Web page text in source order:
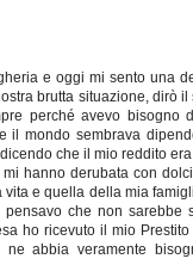
e oggi mi sento una
brutta situazione, dirò
perché avevo bisogno
mondo sembrava
che il mio reddito
hanno derubata con
e quella della mia
che non sarebbe
ho ricevuto il mio
abbia veramente